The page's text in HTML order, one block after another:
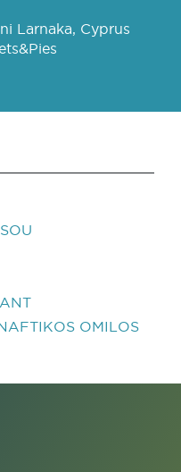
Larnaka, Cyprus
OMILOS